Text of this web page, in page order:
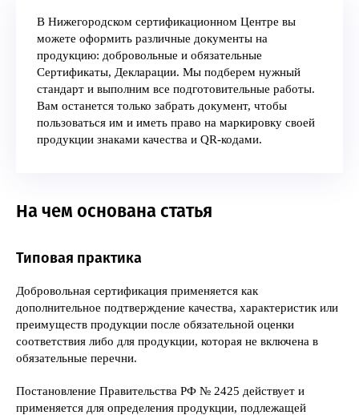
В Нижегородском сертификационном Центре вы
можете оформить различные документы на
продукцию: добровольные и обязательные
Сертификаты, Декларации. Мы подберем нужный
стандарт и выполним все подготовительные работы.
Вам останется только забрать документ, чтобы
пользоваться им и иметь право на маркировку своей
продукции знаками качества и QR-кодами.
На чем основана статья
Типовая практика
Добровольная сертификация применяется как
дополнительное подтверждение качества, характеристик или
преимуществ продукции после обязательной оценки
соответствия либо для продукции, которая не включена в
обязательные перечни.
Постановление Правительства РФ № 2425 действует и
применяется для определения продукции, подлежащей